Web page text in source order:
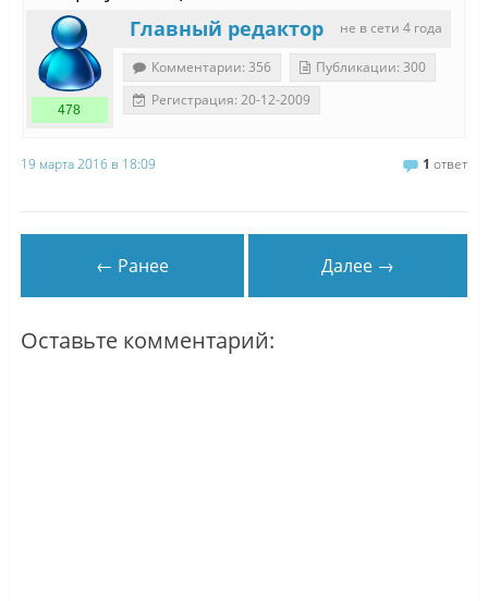
не в сети 4 года
Главный редактор
478
Комментарии: 356
Публикации: 300
Регистрация: 20-12-2009
19 марта 2016 в 18:09 1 ответ
← Ранее Далее →
Оставьте комментарий: